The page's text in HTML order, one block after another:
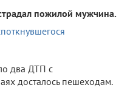
пожилой мужчина.
два ДТП с
досталось пешеходам.